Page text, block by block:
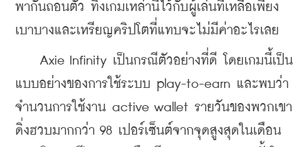
พากันถอนตัว ทิ้งเกมเหล่านี้ไว้กับผู้เล่นที่เหลือเพียง
เบาบางและเหรียญคริปโตที่แทบจะไม่มีค่าอะไรเลย
Axie Infinity เป็นกรณีตัวอย่างที่ดี โดยเกมนี้เป็น
แบบอย่างของการใช้ระบบ play-to-earn และพบว่า
จำนวนการใช้งาน active wallet รายวันของพวกเขา
ดิ่งฮวบมากกว่า 98 เปอร์เซ็นต์จากจุดสูงสุดในเดือน